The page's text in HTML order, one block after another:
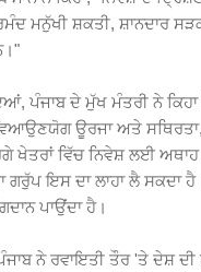
ਮਨੁੱਖੀ ਸ਼ਕਤੀ,
ਪੰਜਾਬ ਦੇ ਮੁੱਖ ਮੰਤਰੀ ਨੇ
ਊਰਜਾ ਅਤੇ
ਵਿੱਚ ਨਿਵੇਸ਼ ਲਈ ਅਥਾਹ
ਇਸ ਦਾ ਲਾਹਾ ਲੈ ਸਕਦਾ
ਪਾਉਂਦਾ ਹੈ।
ਨੇ ਰਵਾਇਤੀ ਤੌਰ 'ਤੇ ਦੇਸ਼